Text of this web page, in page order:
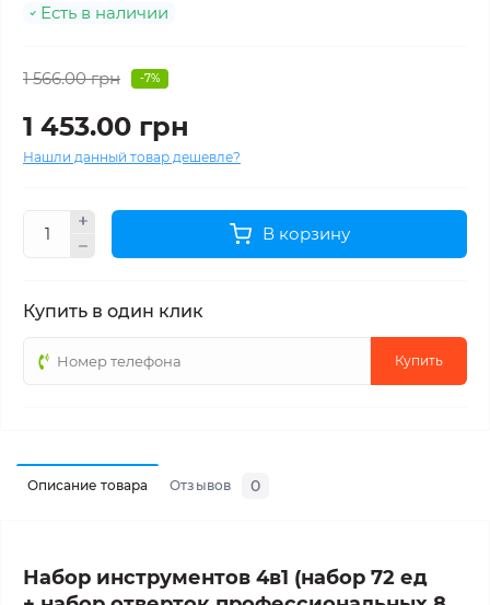
Есть в наличии
1 566.00 грн -7%
1 453.00 грн
Нашли данный товар дешевле?
В корзину
Купить в один клик
Купить
Описание товара Отзывов 0
Набор инструментов 4в1 (набор 72 ед